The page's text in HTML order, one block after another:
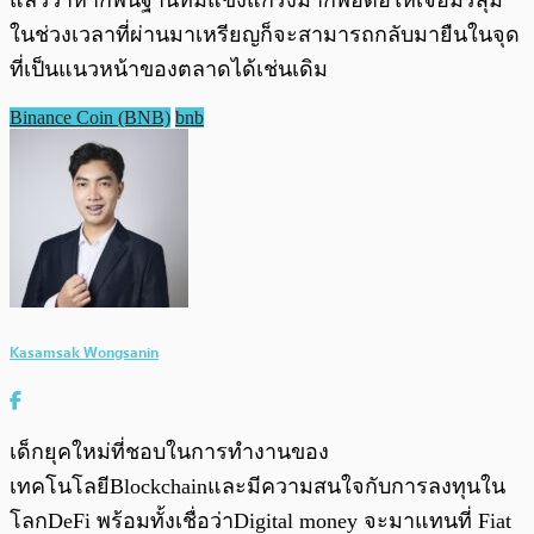
ในช่วงเวลาที่ผ่านมาเหรียญก็จะสามารถกลับมายืนในจุด
ที่เป็นแนวหน้าของตลาดได้เช่นเดิม
Binance Coin (BNB) bnb
Kasamsak Wongsanin
เด็กยุคใหม่ที่ชอบในการทำงานของ
เทคโนโลยีBlockchainและมีความสนใจกับการลงทุนใน
โลกDeFi พร้อมทั้งเชื่อว่าDigital money จะมาแทนที่ Fiat